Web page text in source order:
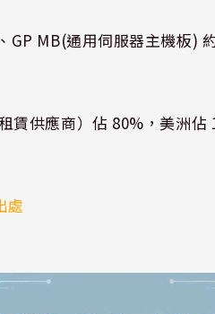
GP MB(通用伺服器主機板)
賃供應商）佔 80%，美洲
處